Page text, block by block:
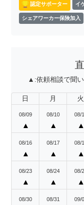
認定サポーター イ
シェアワーカー保険加入
▲:依頼相談で聞
日 月 火
08/09
▲
08/10
▲
08/
▲
08/16
▲
08/17
▲
08/
▲
08/23
▲
08/24
▲
08/
▲
08/30 08/31 09/